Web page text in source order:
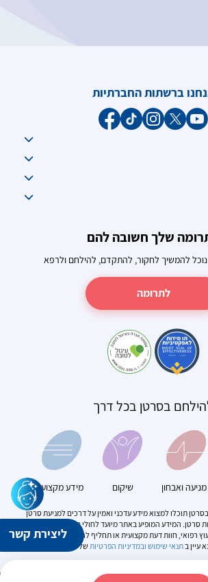
ברשתות החברתיות
שלך חשובה להם
להמשיך לחקור, להתקדם, להילחם ולרפא
לתרומה
תוכלו למצוא מידע עדכני ואמין על דרכים למניעת סרטן
סרטן. המידע המופיע באתר מיועד לחולי סרטן. הוא מספק
רפואי, חוות דעת מקצועית או תחליף להתייעצות עם מומחה
עיין בתנאי שימוש ובמדיניות הפרטיות של האתר
בסרטן בכל דרך
מניעה ואבחון שיקום מידע מקצועי
ליצירת קשר